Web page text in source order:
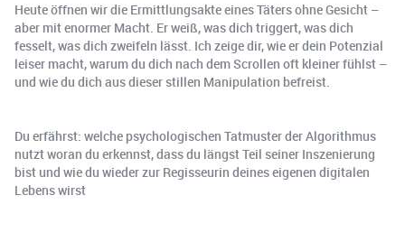
Heute öffnen wir die Ermittlungsakte eines Täters ohne Gesicht –
aber mit enormer Macht. Er weiß, was dich triggert, was dich
fesselt, was dich zweifeln lässt. Ich zeige dir, wie er dein Potenzial
leiser macht, warum du dich nach dem Scrollen oft kleiner fühlst –
und wie du dich aus dieser stillen Manipulation befreist.
Du erfährst: welche psychologischen Tatmuster der Algorithmus
nutzt woran du erkennst, dass du längst Teil seiner Inszenierung
bist und wie du wieder zur Regisseurin deines eigenen digitalen
Lebens wirst